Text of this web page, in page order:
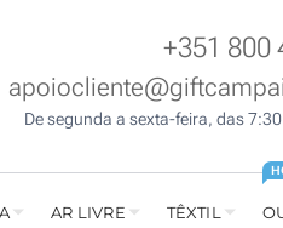
+351 800
De segunda a sexta-feira, das
AR LIVRE TÊXTIL